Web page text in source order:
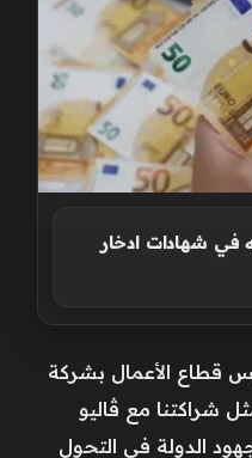
ألف جنيه في شهادات ادخار
قطاع الأعمال بشركة
شراكتنا مع ڤاليو
الدولة في التحول